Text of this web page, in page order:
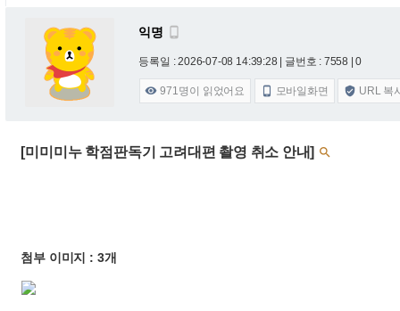
익명 
등록일 : 2026-07-08 14:39:28 | 글번호 : 7558 | 0
 971명이 읽었어요  모바일화면  URL 복
[미미미누 학점판독기 고려대편 촬영 취소 안내] 
첨부 이미지 : 3개